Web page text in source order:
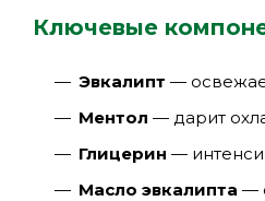
Ключевые
Эвкалипт —
Ментол — дарит
Глицерин —
Масло эвкалипта —